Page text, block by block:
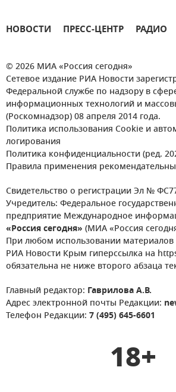
НОВОСТИ ПРЕСС-ЦЕНТР РАДИО
© 2026 МИА «Россия сегодня»
Сетевое издание РИА Новости
Федеральной службе по надзору в
информационных технологий и
(Роскомнадзор) 08 апреля 2014 года.
Политика использования Cookie и
логирования
Политика конфиденциальности (ред.
Правила применения
Свидетельство о регистрации Эл №
Учредитель: Федеральное
предприятие Международное
«Россия сегодня» (МИА «Россия
При любом использовании материалов
РИА Новости Крым гиперссылка на
обязательна не ниже второго абзаца
Главный редактор: Гаврилова А.В.
Адрес электронной почты Редакции:
Телефон Редакции: 7 (495) 645-6601
18+